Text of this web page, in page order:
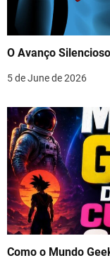
O Avanço
5 de June de 2026
Como o Mundo